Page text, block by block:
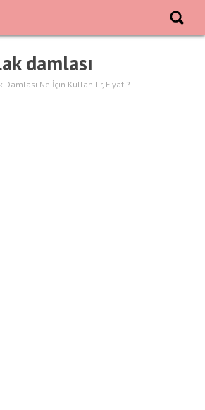
damlası
Ne İçin Kullanılır, Fiyatı?